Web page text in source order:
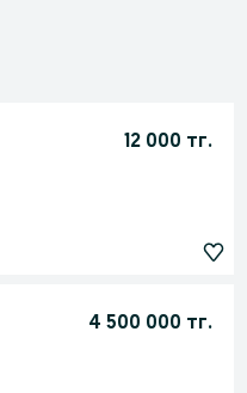
12 000 тг.
4 500 000 тг.